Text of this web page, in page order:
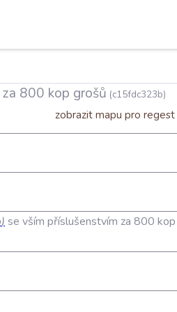
za 800 kop grošů (c15fdc323b)
zobrazit mapu pro regest
) se vším příslušenstvím za 800 kop